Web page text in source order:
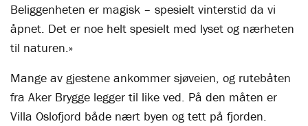
Beliggenheten er magisk – spesielt vinterstid da vi
åpnet. Det er noe helt spesielt med lyset og nærheten
til naturen.»
Mange av gjestene ankommer sjøveien, og rutebåten
fra Aker Brygge legger til like ved. På den måten er
Villa Oslofjord både nært byen og tett på fjorden.